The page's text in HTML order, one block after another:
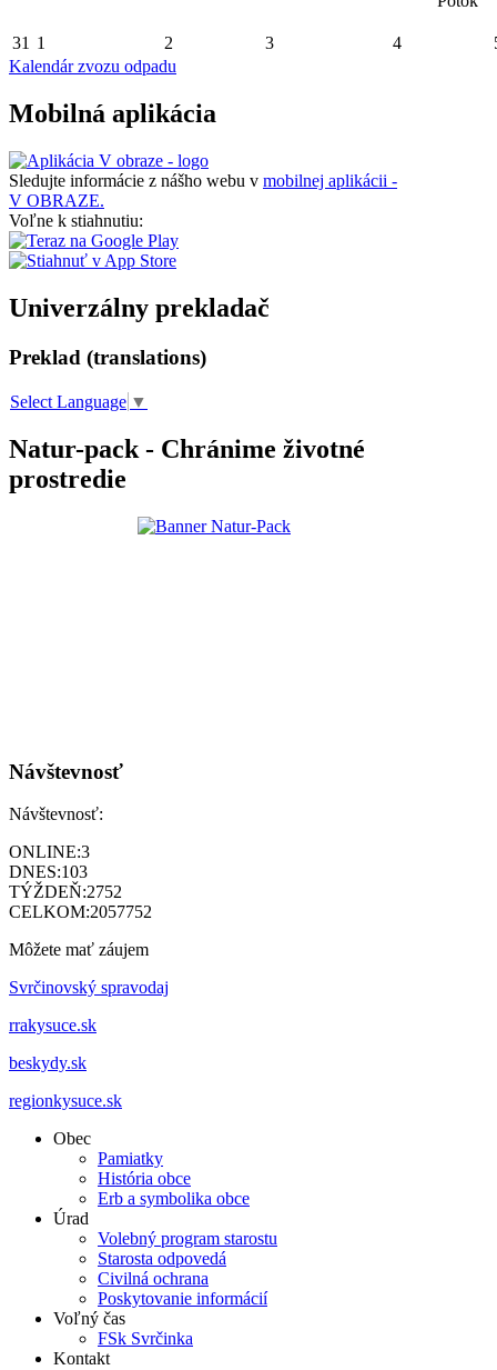
31 1 2 3 4
Kalendár zvozu odpadu
Mobilná aplikácia
Sledujte informácie z nášho webu v mobilnej aplikácii -
V OBRAZE.
Voľne k stiahnutiu:
Univerzálny prekladač
Preklad (translations)
Select Language ▼
Natur-pack - Chránime životné
prostredie
Návštevnosť
Návštevnosť:
ONLINE:3
DNES:103
TÝŽDEŇ:2752
CELKOM:2057752
Môžete mať záujem
Svrčinovský spravodaj
rrakysuce.sk
beskydy.sk
regionkysuce.sk
Obec
Pamiatky
História obce
Erb a symbolika obce
Úrad
Volebný program starostu
Starosta odpovedá
Civilná ochrana
Poskytovanie informácií
Voľný čas
FSk Svrčinka
Kontakt